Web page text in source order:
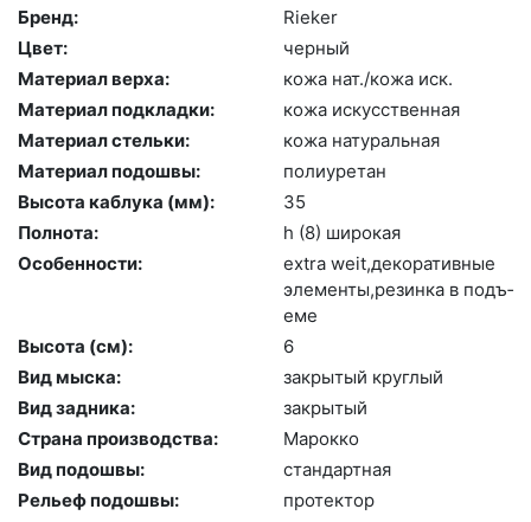
Бренд:
Ri­eker
Цвет:
чер­ный
Материал верха:
ко­жа нат./ко­жа иск.
Материал подкладки:
ко­жа ис­кусс­твен­ная
Материал стельки:
ко­жа на­тураль­ная
Материал подошвы:
по­ли­уре­тан
Высота каблука (мм):
35
Полнота:
h (8) ши­рокая
Особенности:
ext­ra we­it,де­кора­тив­ные
эле­мен­ты,ре­зин­ка в подъ­
еме
Высота (cм):
6
Вид мыска:
зак­ры­тый круг­лый
Вид задника:
зак­ры­тый
Страна производства:
Ма­рок­ко
Вид подошвы:
стан­дарт­ная
Рельеф подошвы:
про­тек­тор